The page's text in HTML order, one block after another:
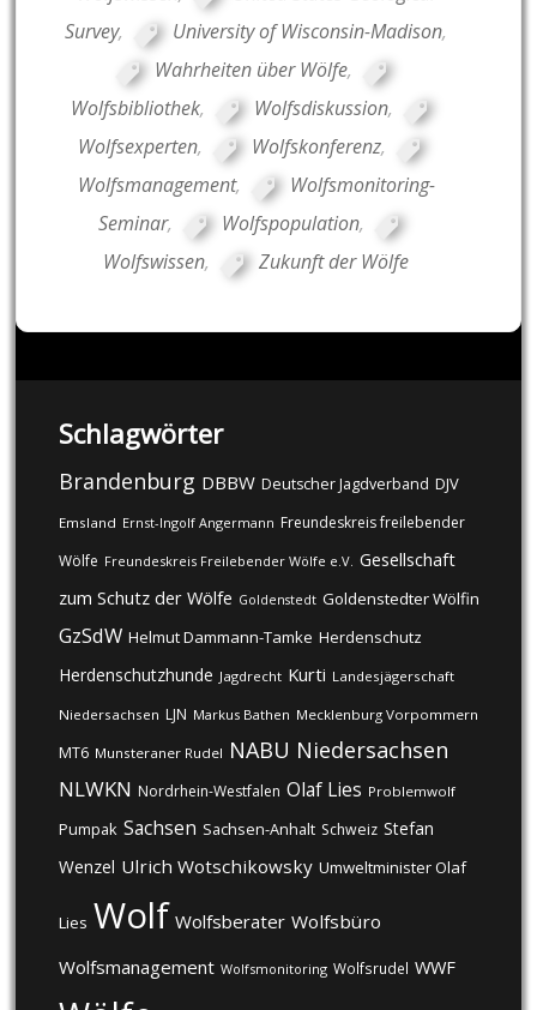
Survey, University of Wisconsin-Madison,
Wahrheiten über Wölfe,
Wolfsbibliothek, Wolfsdiskussion,
Wolfsexperten, Wolfskonferenz,
Wolfsmanagement,
Wolfsmonitoring-
Seminar, Wolfspopulation,
Wolfswissen, Zukunft der Wölfe
Schlagwörter
Brandenburg DBBW Deutscher Jagdverband DJV
Emsland Ernst-Ingolf Angermann Freundeskreis freilebender
Wölfe Freundeskreis Freilebender Wölfe e.V. Gesellschaft
zum Schutz der Wölfe Goldenstedt Goldenstedter Wölfin
GzSdW Helmut Dammann-Tamke Herdenschutz
Herdenschutzhunde Jagdrecht Kurti Landesjägerschaft
Niedersachsen LJN Markus Bathen Mecklenburg Vorpommern
MT6 Munsteraner Rudel NABU Niedersachsen
NLWKN Nordrhein-Westfalen Olaf Lies Problemwolf
Pumpak Sachsen Sachsen-Anhalt Schweiz Stefan
Wenzel Ulrich Wotschikowsky Umweltminister Olaf
Lies Wolf Wolfsberater Wolfsbüro
Wolfsmanagement Wolfsmonitoring Wolfsrudel WWF